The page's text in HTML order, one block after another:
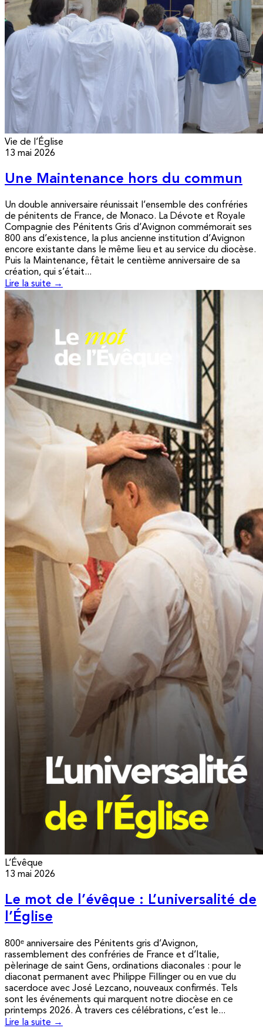
Vie de l’Église
13 mai 2026
Une Maintenance hors du commun
Un double anniversaire réunissait l’ensemble des confréries
de pénitents de France, de Monaco. La Dévote et Royale
Compagnie des Pénitents Gris d’Avignon commémorait ses
800 ans d’existence, la plus ancienne institution d’Avignon
encore existante dans le même lieu et au service du diocèse.
Puis la Maintenance, fêtait le centième anniversaire de sa
création, qui s’était...
Lire la suite →
L’Évêque
13 mai 2026
Le mot de l’évêque : L’universalité de
l’Église
800ᵉ anniversaire des Pénitents gris d’Avignon,
rassemblement des confréries de France et d’Italie,
pèlerinage de saint Gens, ordinations diaconales : pour le
diaconat permanent avec Philippe Fillinger ou en vue du
sacerdoce avec José Lezcano, nouveaux confirmés. Tels
sont les événements qui marquent notre diocèse en ce
printemps 2026. À travers ces célébrations, c’est le...
Lire la suite →